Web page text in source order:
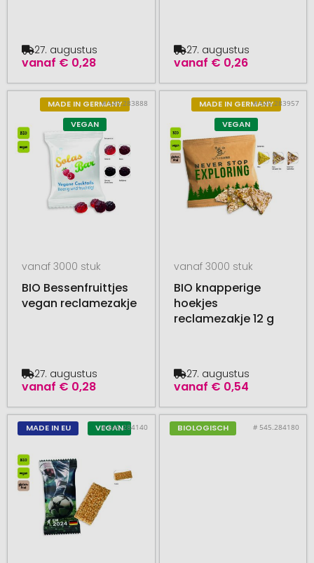
vanaf € 0,28
27. augustus
vanaf € 0,26
27. augustus
MADE IN GERMANY
VEGAN
# 545.283888
vanaf 3000 stuk
BIO Bessenfruittjes
vegan reclamezakje
vanaf € 0,28
27. augustus
MADE IN GERMANY
VEGAN
# 545.283957
vanaf 3000 stuk
BIO knapperige
hoekjes
reclamezakje 12 g
vanaf € 0,54
27. augustus
MADE IN EU VEGAN
# 545.284140 BIOLOGISCH # 545.284180